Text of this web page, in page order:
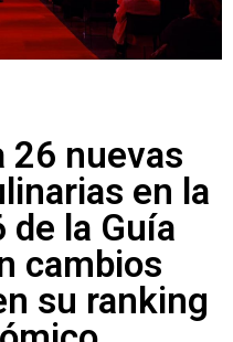
26 nuevas
en la
la Guía
cambios
su ranking